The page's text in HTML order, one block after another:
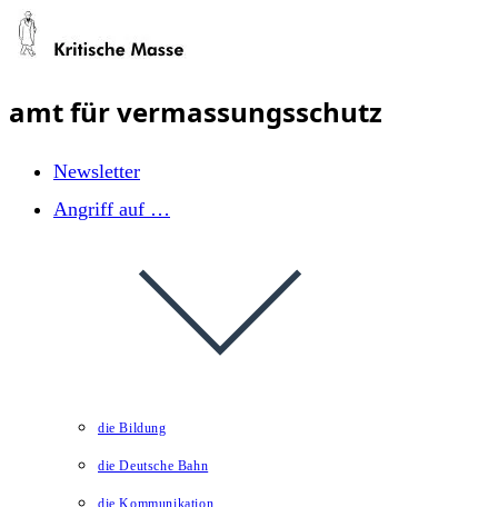
Zum
springen
amt für vermassungsschutz
Newsletter
Angriff auf …
die Bildung
die Deutsche Bahn
die Kommunikation